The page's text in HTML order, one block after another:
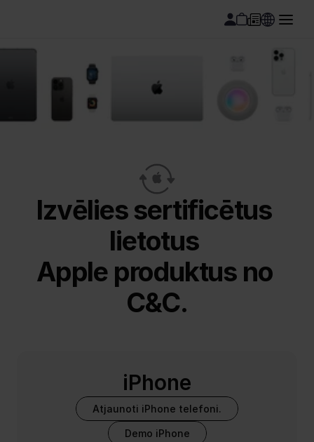
Izvēlies sertificētus
lietotus
Apple produktus no
C&C.
iPhone
Atjaunoti iPhone telefoni.
Demo iPhone